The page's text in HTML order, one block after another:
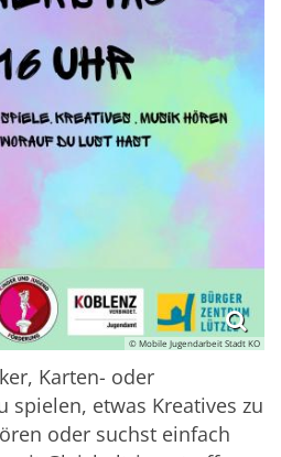
© Mobile Jugendarbeit Stadt KO
Karten- oder
spielen, etwas Kreatives zu
oder suchst einfach